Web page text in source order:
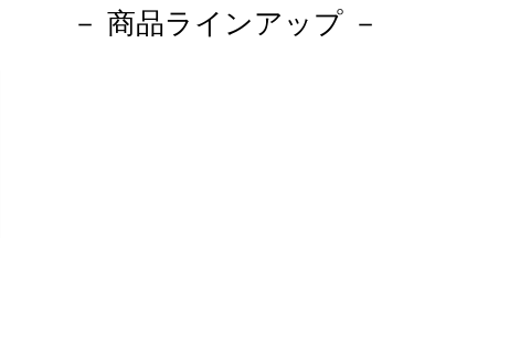
－ 商品ラインアップ －